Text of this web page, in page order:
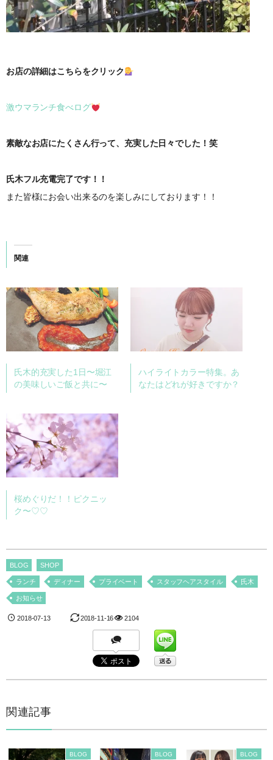
お店の詳細はこちらをクリック
激ウマランチ食べログ
素敵なお店にたくさん行って、充実した日々でした！笑
氏木フル充電完了です！！
また皆様にお会い出来るのを楽しみにしております！！
関連
氏木的充実した1日〜堀江
の美味しいご飯と共に〜
ハイライトカラー特集。あ
なたはどれが好きですか？
桜めぐりだ！！ピクニッ
ク〜♡♡
BLOG SHOP
ランチ ディナー プライベート スタッフヘアスタイル 氏木
お知らせ
2018-07-13 2018-11-16 2104
関連記事
BLOG BLOG BLOG